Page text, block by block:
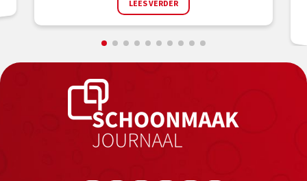
LEES VERDER